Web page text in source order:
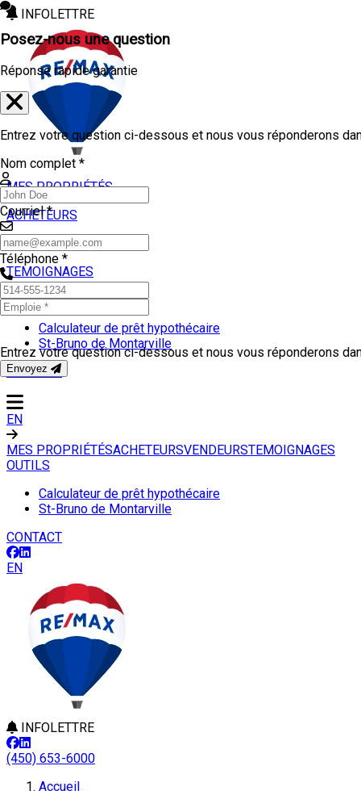
INFOLETTRE
MES PROPRIÉTÉS
ACHETEURS
VENDEURS
TEMOIGNAGES
OUTILS
Calculateur de prêt hypothécaire
St-Bruno de Montarville
CONTACT
EN
MES PROPRIÉTÉSACHETEURSVENDEURSTEMOIGNAGES
OUTILS
Calculateur de prêt hypothécaire
St-Bruno de Montarville
CONTACT
EN
INFOLETTRE
(450) 653-6000
Accueil
Posez-nous une question
Réponse rapide garantie
Entrez votre question ci-dessous et nous vous réponderons
Nom complet *
Courriel *
Téléphone *
Entrez votre question ci-dessous et nous vous réponderons
Envoyez